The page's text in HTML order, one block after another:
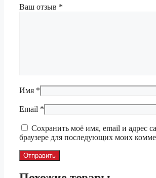
Ваш отзыв *
Имя *
Email *
Сохранить моё имя, email и адрес
браузере для последующих моих